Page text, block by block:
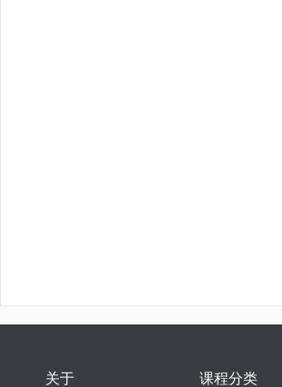
关于 课程分类